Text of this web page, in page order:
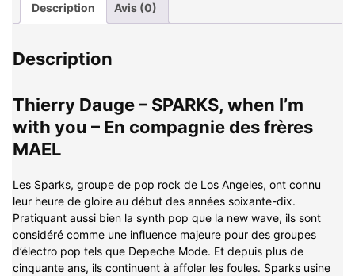
Description Avis (0)
Description
Thierry Dauge – SPARKS, when I’m
with you – En compagnie des frères
MAEL
Les Sparks, groupe de pop rock de Los Angeles, ont connu
leur heure de gloire au début des années soixante-dix.
Pratiquant aussi bien la synth pop que la new wave, ils sont
considéré comme une influence majeure pour des groupes
d’électro pop tels que Depeche Mode. Et depuis plus de
cinquante ans, ils continuent à affoler les foules. Sparks usine